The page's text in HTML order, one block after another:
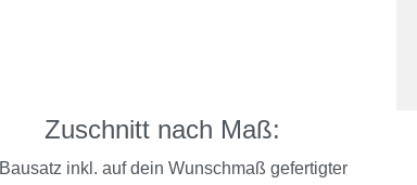
Zuschnitt nach Maß:
Bausatz inkl. auf dein Wunschmaß gefertigter